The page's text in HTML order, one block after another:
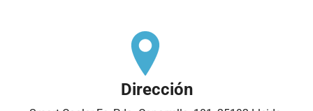
Dirección